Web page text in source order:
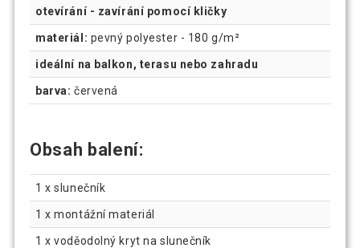
otevírání - zavírání pomocí kličky
materiál: pevný polyester - 180 g/m²
ideální na balkon, terasu nebo zahradu
barva: červená
Obsah balení:
1 x slunečník
1 x montážní materiál
1 x voděodolný kryt na slunečník